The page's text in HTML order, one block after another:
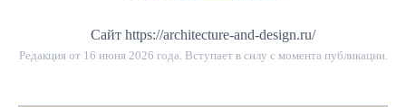
Сайт https://architecture-and-design.ru/
Редакция от 16 июня 2026 года. Вступает в силу с момента публикации.